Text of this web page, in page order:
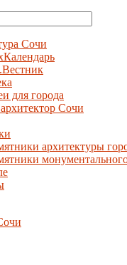
Сочи
для города
Сочи
архитектуры